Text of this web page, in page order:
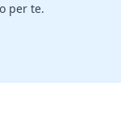
per te.